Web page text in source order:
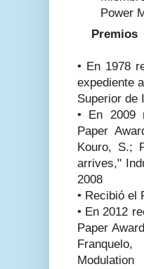
Power
Premios
• En 1978
expediente
Superior de
• En 2009
Paper
Kouro, S.;
arrives,"
2008
• Recibió el
• En 2012
Paper